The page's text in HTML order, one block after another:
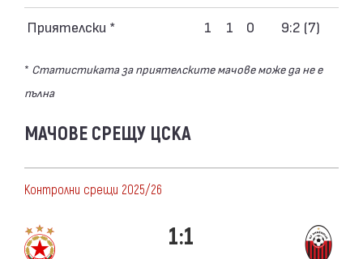
Приятелски * 1 1 0 9:2 (7)
* Статистиката за приятелските мачове може да не е
пълна
МАЧОВЕ СРЕЩУ ЦСКА
Контролни срещи 2025/26
1:1